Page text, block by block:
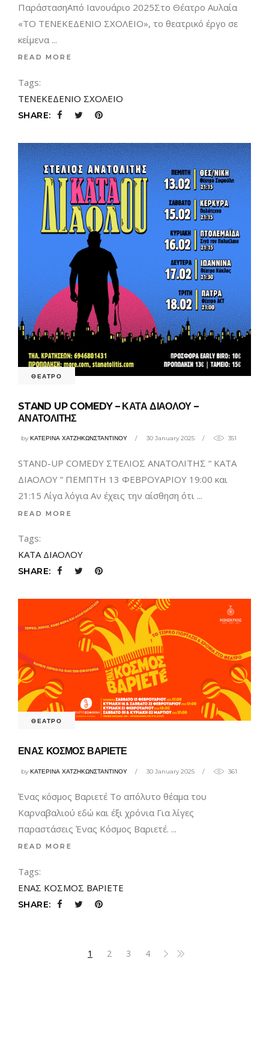
ΠαράστασηΑπό Ιανουάριο 2025Στο Θέατρο Αυλαία
«ΤΟ ΤΕΝΕΚΕΔΕΝΙΟ ΣΧΟΛΕΙΟ», το θεατρικό έργο σε
κείμενα
READ MORE
Tags:
ΤΕΝΕΚΕΔΕΝΙΟ ΣΧΟΛΕΙΟ
SHARE:
ΘΕΑΤΡΟ
STAND UP COMEDY – ΚΑΤΑ ΔΙΑΟΛΟΥ –
ΑΝΑΤΟΛΙΤΗΣ
byΚΑΤΕΡΙΝΑ ΧΑΤΖΗΚΩΝΣΤΑΝΤΙΝΟΥ 30 January 2025 351
STAND-UP COMEDY ΣΤΕΛΙΟΣ ΑΝΑΤΟΛΙΤΗΣ “ ΚΑΤΑ
ΔΙΑΟΛΟΥ ” ΠΕΜΠΤΗ 13 ΦΕΒΡΟΥΑΡΙΟΥ 19:00 και
21:15 Λίγα λόγια Αν έχεις την αίσθηση ότι
READ MORE
Tags:
ΚΑΤΑ ΔΙΑΟΛΟΥ
SHARE:
ΘΕΑΤΡΟ
ΕΝΑΣ ΚΟΣΜΟΣ ΒΑΡΙΕΤΕ
byΚΑΤΕΡΙΝΑ ΧΑΤΖΗΚΩΝΣΤΑΝΤΙΝΟΥ 30 January 2025 361
Ένας κόσμος Βαριετέ Το απόλυτο θέαμα του
Καρναβαλιού εδώ και έξι χρόνια Για λίγες
παραστάσεις Ένας Κόσμος Βαριετέ.
READ MORE
Tags:
ΕΝΑΣ ΚΟΣΜΟΣ ΒΑΡΙΕΤΕ
SHARE:
1 2 3 4